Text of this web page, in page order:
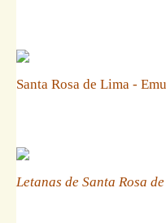
Santa Rosa de Lima -
Letanas de Santa Rosa